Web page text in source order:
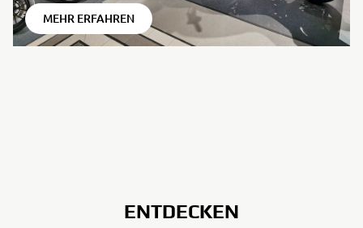
MEHR ERFAHREN
UNSER FAHRZEUGBESTAND
PROBEFAHRT
ENTDECKEN